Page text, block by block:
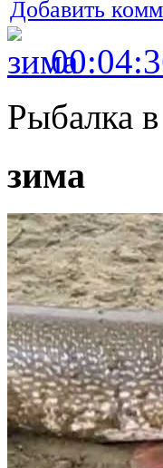
Добавить
Рыбалка
зима